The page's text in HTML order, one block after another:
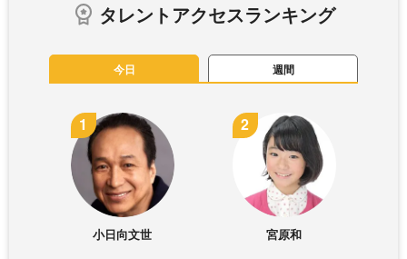
タレントアクセスランキング
今日 週間
小日向文世 宮原和